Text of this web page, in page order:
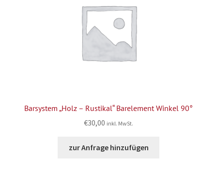
Barsystem „Holz – Rustikal“ Barelement Winkel 90°
€30,00 inkl. MwSt.
zur Anfrage hinzufügen